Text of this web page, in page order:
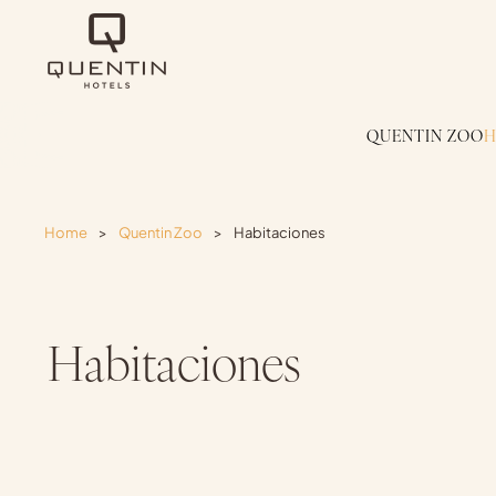
QUENTIN ZOO
Home > Quentin Zoo > Habitaciones
Habitaciones